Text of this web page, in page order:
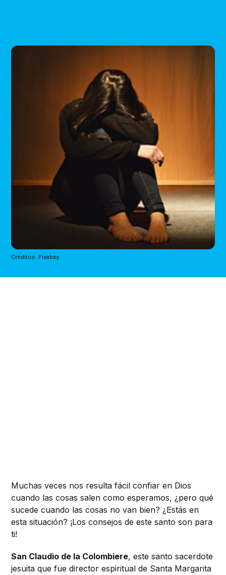
Créditos: Pixabay
Muchas veces nos resulta fácil confiar en Dios
cuando las cosas salen como esperamos, ¿pero qué
sucede cuando las cosas no van bien? ¿Estás en
esta situación? ¡Los consejos de este santo son para
ti!
San Claudio de la Colombiere, este santo sacerdote
jesuita que fue director espiritual de Santa Margarita